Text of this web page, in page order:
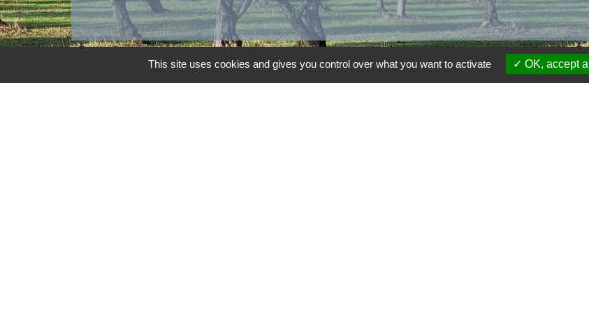
This site uses cookies and gives you control over what you want to activate OK, accept all